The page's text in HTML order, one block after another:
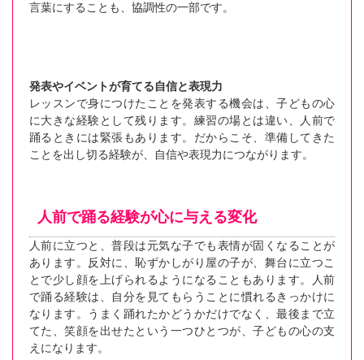
言葉にすることも、協調性の一部です。
発表やイベントが育てる自信と表現力
レッスンで身につけたことを発表する機会は、子どもの心
に大きな経験として残ります。練習の場とは違い、人前で
踊るときには緊張もあります。だからこそ、準備してきた
ことを出し切る経験が、自信や表現力につながります。
人前で踊る経験が心に与える変化
人前に立つと、普段は元気な子でも表情が固くなることが
あります。反対に、恥ずかしがり屋の子が、舞台に立つこ
とで少し顔を上げられるようになることもあります。人前
で踊る経験は、自分を見てもらうことに慣れるきっかけに
なります。うまく踊れたかどうかだけでなく、最後まで立
てた、笑顔を出せたという一つひとつが、子どもの心の支
えになります。